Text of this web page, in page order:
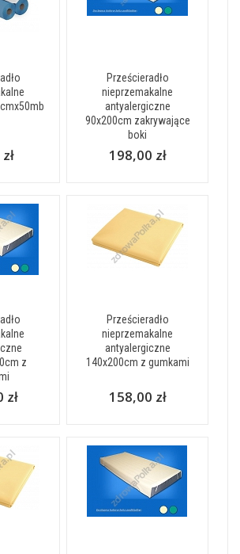
Prześcieradło
nieprzemakalne
antyalergiczne
90x200cm zakrywające
boki
198,00 zł
z
zł
Prześcieradło
nieprzemakalne
antyalergiczne
140x200cm z gumkami
158,00 zł